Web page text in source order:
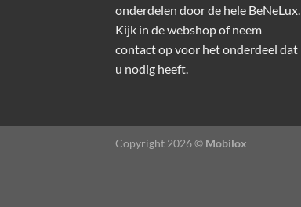
onderdelen door de hele BeNeLux.
Kijk in de webshop of neem
contact op voor het onderdeel dat
u nodig heeft.
Copyright 2026 © Mobilox